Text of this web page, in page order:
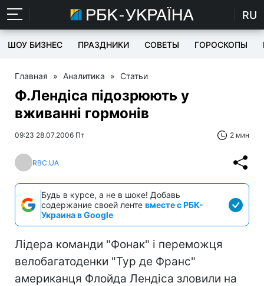
RU
ШОУ БИЗНЕС ПРАЗДНИКИ СОВЕТЫ ГОРОСКОПЫ
Главная » Аналитика » Статьи
Ф.Лендіса підозрюють у
вживанні гормонів
09:23 28.07.2006 Пт 2 мин
RBC.UA
Будь в курсе, а не в шоке! Добавь
содержание своей ленте вместе с РБК-
Украина в Google
Лідера команди "Фонак" і переможця
велобагатоденки "Тур де Франс"
американця Флойда Лендіса зловили на